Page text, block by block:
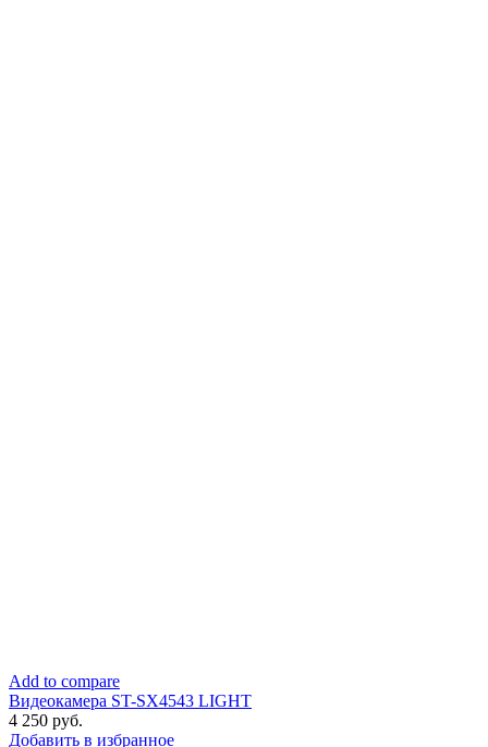
Add to compare
Видеокамера ST-SX4543 LIGHT
4 250 руб.
Добавить в избранное